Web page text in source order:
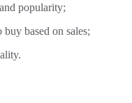
popularity;
based on sales;